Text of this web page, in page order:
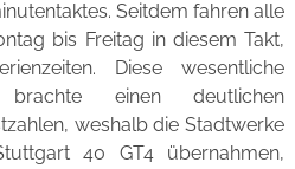
Seitdem fahren alle
bis Freitag in diesem Takt,
Diese wesentliche
brachte einen deutlichen
weshalb die Stadtwerke
40 GT4 übernahmen,